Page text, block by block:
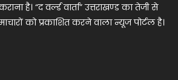
है। “द वर्ल्ड वार्ता” उत्तराखण्ड का तेजी से
को प्रकाशित करने वाला न्यूज पोर्टल है।